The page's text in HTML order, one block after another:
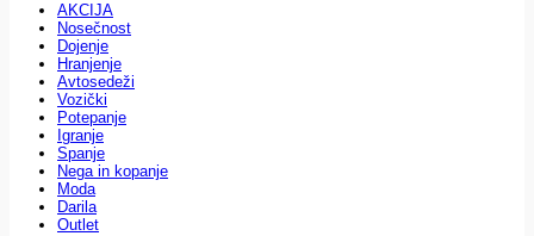
AKCIJA
Nosečnost
Dojenje
Hranjenje
Avtosedeži
Vozički
Potepanje
Igranje
Spanje
Nega in kopanje
Moda
Darila
Outlet